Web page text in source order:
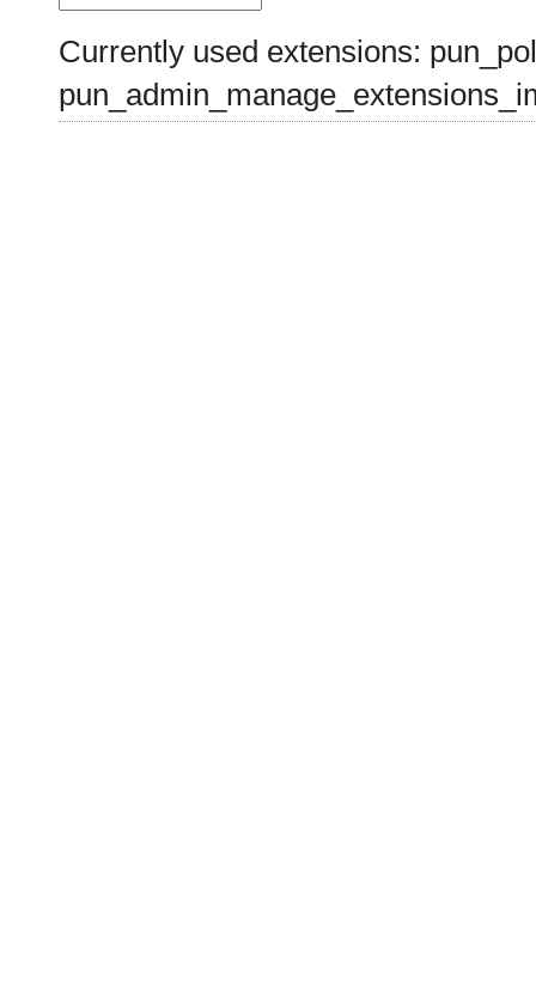
Currently used extensions: